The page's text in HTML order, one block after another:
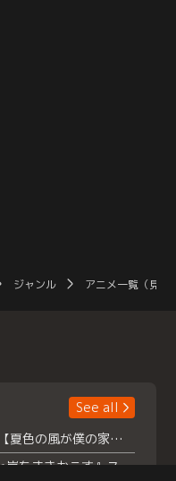
ジャンル アニメ一覧（見放
See all
浮所飛貴主演！ 【夏色の風が僕の家にやってきた】 本日よりテラサで独占配信スタート！
『夏色の雲が恋と嵐をまきおこす』スペシャルメイキング 【Part1】2026年７月18日（土）23時30分～配信スタート！話題のシーンの裏側を大公開！豪華キャスト大集合！ 『武宮家 真夏の家族会議』開催！